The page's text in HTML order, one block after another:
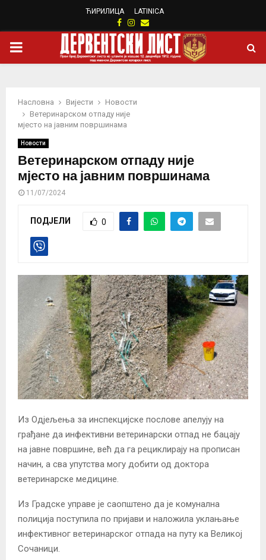
ЋИРИЛИЦА LATINICA
Facebook
Instagram
Email
PRIMARY
Насловна Вијести
Новости
Ветеринарском отпаду није
мјесто на јавним површинама
Новости
Ветеринарском отпаду није
мјесто на јавним површинама
11/07/2024
ПОДЈЕЛИ 0
Из Одjељења за инспекцијске послове апелују на
грађане да инфективни ветеринарски отпад не бацају
на јавне површине, већ да га рециклирају на прописан
начин, а сва упутства могу добити од доктора
ветеринарске медицине.
Из Градске управе је саопштено да је комунална
полиција поступила по пријави и наложила уклањање
инфективног ветеринарског отпада на путу ка Великој
Сочаници.